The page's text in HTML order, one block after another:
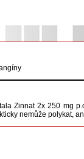
Zinnat 2x 250 mg
nemůže polykat,